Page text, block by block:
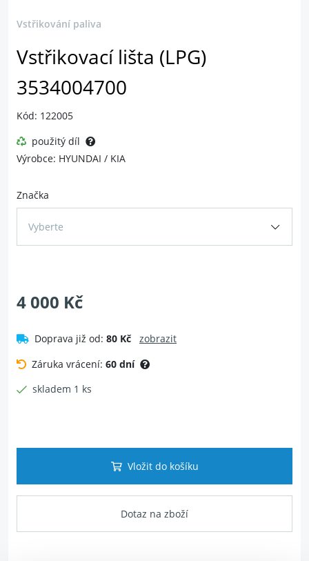
Vstřikování paliva
Vstřikovací lišta (LPG)
3534004700
Kód: 122005
použitý díl
Výrobce: HYUNDAI / KIA
Značka
Vyberte
4 000 Kč
Doprava již od: 80 Kč
zobrazit
Záruka vrácení: 60 dní
skladem 1 ks
Vložit do košíku
Dotaz na zboží